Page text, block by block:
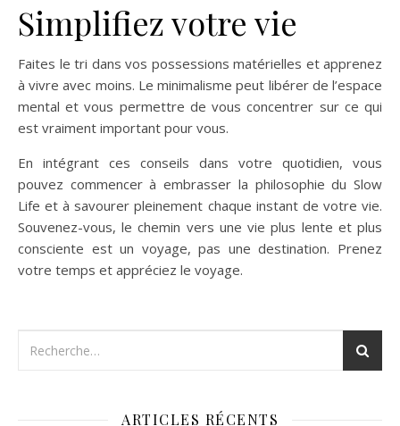
Simplifiez votre vie
Faites le tri dans vos possessions matérielles et apprenez
à vivre avec moins. Le minimalisme peut libérer de l’espace
mental et vous permettre de vous concentrer sur ce qui
est vraiment important pour vous.
En intégrant ces conseils dans votre quotidien, vous
pouvez commencer à embrasser la philosophie du Slow
Life et à savourer pleinement chaque instant de votre vie.
Souvenez-vous, le chemin vers une vie plus lente et plus
consciente est un voyage, pas une destination. Prenez
votre temps et appréciez le voyage.
ARTICLES RÉCENTS